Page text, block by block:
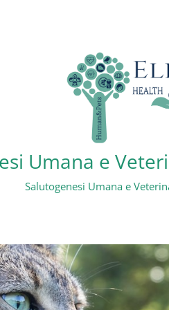
Umana e
Salutogenesi Umana e